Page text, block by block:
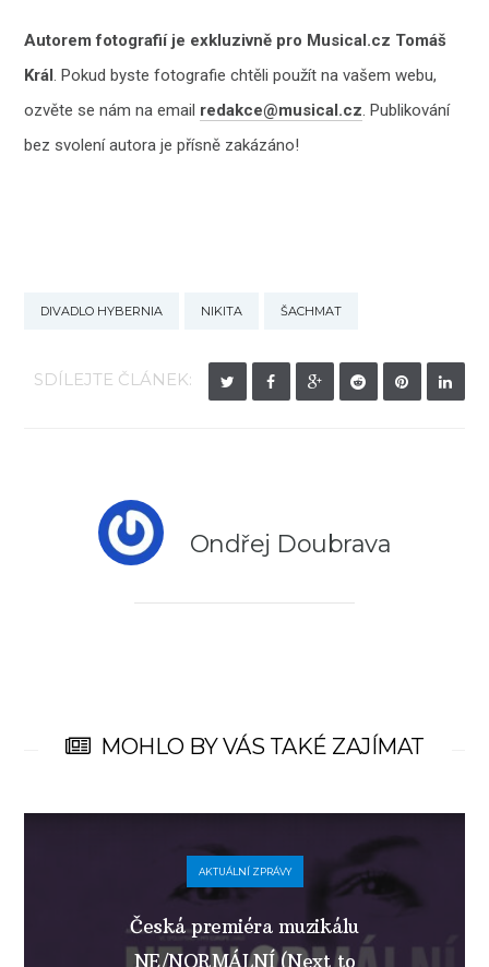
Autorem fotografií je exkluzivně pro Musical.cz Tomáš
Král. Pokud byste fotografie chtěli použít na vašem webu,
ozvěte se nám na email redakce@musical.cz. Publikování
bez svolení autora je přísně zakázáno!
DIVADLO HYBERNIA NIKITA ŠACHMAT
SDÍLEJTE ČLÁNEK:
Ondřej Doubrava
MOHLO BY VÁS TAKÉ ZAJÍMAT
AKTUÁLNÍ ZPRÁVY
Česká premiéra muzikálu
NE/NORMÁLNÍ (Next to